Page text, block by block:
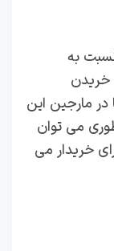
به
مارجین این
می توان
خریدار می